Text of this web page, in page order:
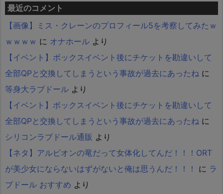
最近のコメント
【画像】ミス・クレーンのプロフィール5を考察してみたｗ
ｗｗｗｗ に オナホール より
【イベント】ボックスイベント後にチケットを勘違いして
全部QPと交換してしまうという事故が過去にあったね に
等身大ラブドール より
【イベント】ボックスイベント後にチケットを勘違いして
全部QPと交換してしまうという事故が過去にあったね に
シリコンラブドール通販 より
【ネタ】アルビオンの竜だって女体化してんだ！！！ORT
が美少女にならないはずがないと俺は思うんだ！！！
に ラ
ブドール おすすめ より